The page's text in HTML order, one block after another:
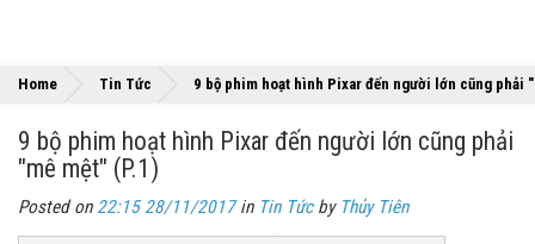
Home Tin Tức 9 bộ phim hoạt hình Pixar đến người lớn cũng phải
9 bộ phim hoạt hình Pixar đến người lớn cũng phải
"mê mệt" (P.1)
Posted on 22:15 28/11/2017in Tin Tứcby Thủy Tiên